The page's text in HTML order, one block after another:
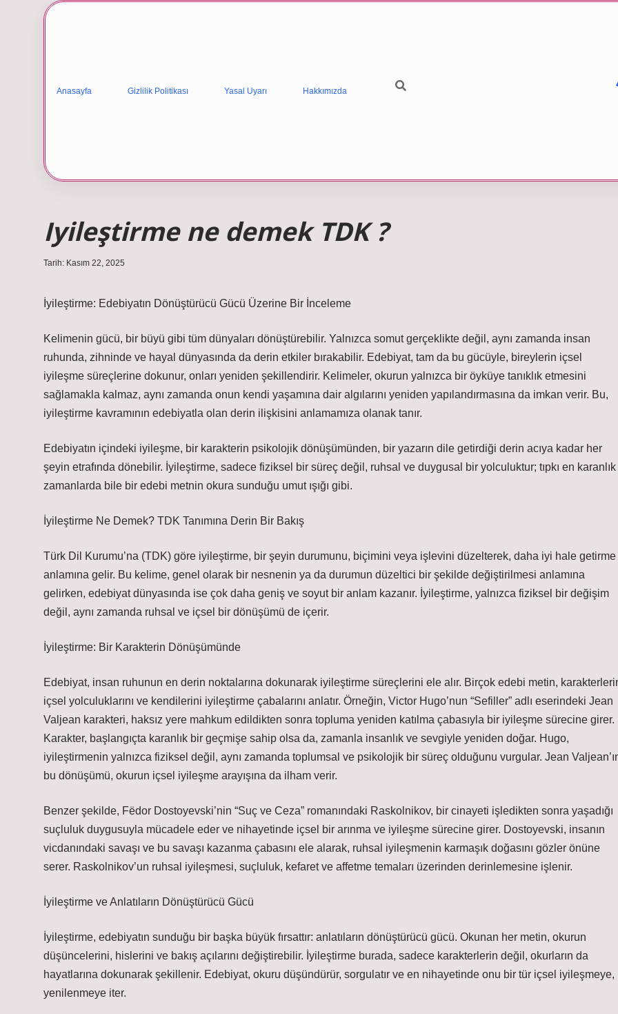
Anasayfa Gizlilik Politikası Yasal Uyarı Hakkımızda
Iyileştirme ne demek TDK ?
Tarih: Kasım 22, 2025
İyileştirme: Edebiyatın Dönüştürücü Gücü Üzerine Bir İnceleme
Kelimenin gücü, bir büyü gibi tüm dünyaları dönüştürebilir. Yalnızca somut gerçeklikte değil, aynı zamanda insan
ruhunda, zihninde ve hayal dünyasında da derin etkiler bırakabilir. Edebiyat, tam da bu gücüyle, bireylerin içsel
iyileşme süreçlerine dokunur, onları yeniden şekillendirir. Kelimeler, okurun yalnızca bir öyküye tanıklık etmesini
sağlamakla kalmaz, aynı zamanda onun kendi yaşamına dair algılarını yeniden yapılandırmasına da imkan verir. Bu,
iyileştirme kavramının edebiyatla olan derin ilişkisini anlamamıza olanak tanır.
Edebiyatın içindeki iyileşme, bir karakterin psikolojik dönüşümünden, bir yazarın dile getirdiği derin acıya kadar her
şeyin etrafında dönebilir. İyileştirme, sadece fiziksel bir süreç değil, ruhsal ve duygusal bir yolculuktur; tıpkı en karanlık
zamanlarda bile bir edebi metnin okura sunduğu umut ışığı gibi.
İyileştirme Ne Demek? TDK Tanımına Derin Bir Bakış
Türk Dil Kurumu’na (TDK) göre iyileştirme, bir şeyin durumunu, biçimini veya işlevini düzelterek, daha iyi hale getirme
anlamına gelir. Bu kelime, genel olarak bir nesnenin ya da durumun düzeltici bir şekilde değiştirilmesi anlamına
gelirken, edebiyat dünyasında ise çok daha geniş ve soyut bir anlam kazanır. İyileştirme, yalnızca fiziksel bir değişim
değil, aynı zamanda ruhsal ve içsel bir dönüşümü de içerir.
İyileştirme: Bir Karakterin Dönüşümünde
Edebiyat, insan ruhunun en derin noktalarına dokunarak iyileştirme süreçlerini ele alır. Birçok edebi metin,
içsel yolculuklarını ve kendilerini iyileştirme çabalarını anlatır. Örneğin, Victor Hugo’nun “Sefiller” adlı eserindeki Jean
Valjean karakteri, haksız yere mahkum edildikten sonra topluma yeniden katılma çabasıyla bir iyileşme sürecine girer.
Karakter, başlangıçta karanlık bir geçmişe sahip olsa da, zamanla insanlık ve sevgiyle yeniden doğar. Hugo,
iyileştirmenin yalnızca fiziksel değil, aynı zamanda toplumsal ve psikolojik bir süreç olduğunu vurgular. Jean
bu dönüşümü, okurun içsel iyileşme arayışına da ilham verir.
Benzer şekilde, Fëdor Dostoyevski’nin “Suç ve Ceza” romanındaki Raskolnikov, bir cinayeti işledikten sonra yaşadığı
suçluluk duygusuyla mücadele eder ve nihayetinde içsel bir arınma ve iyileşme sürecine girer. Dostoyevski, insanın
vicdanındaki savaşı ve bu savaşı kazanma çabasını ele alarak, ruhsal iyileşmenin karmaşık doğasını gözler önüne
serer. Raskolnikov’un ruhsal iyileşmesi, suçluluk, kefaret ve affetme temaları üzerinden derinlemesine işlenir.
İyileştirme ve Anlatıların Dönüştürücü Gücü
İyileştirme, edebiyatın sunduğu bir başka büyük fırsattır: anlatıların dönüştürücü gücü. Okunan her metin, okurun
düşüncelerini, hislerini ve bakış açılarını değiştirebilir. İyileştirme burada, sadece karakterlerin değil, okurların da
hayatlarına dokunarak şekillenir. Edebiyat, okuru düşündürür, sorgulatır ve en nihayetinde onu bir tür içsel iyileşmeye,
yenilenmeye iter.